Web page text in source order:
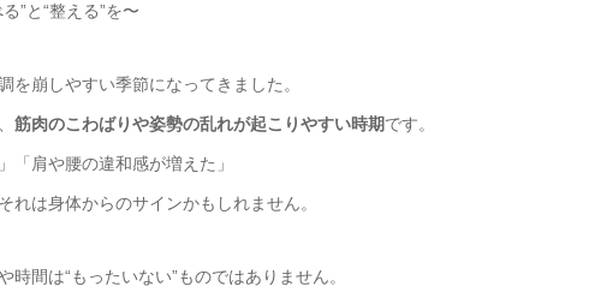
”と“整える”を〜
を崩しやすい季節になってきました。
筋肉のこわばりや姿勢の乱れが起こりやすい時期です。
「肩や腰の違和感が増えた」
れは身体からのサインかもしれません。
間は“もったいない”ものではありません。